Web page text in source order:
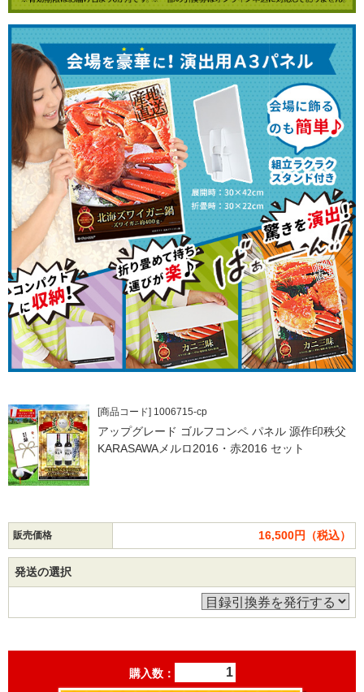
[商品コード] 1006715-cp
アップグレード ゴルフコンペ パネル 源作印秩父
KARASAWAメルロ2016・赤2016 セット
販売価格 16,500円（税込）
発送の選択
購入数：